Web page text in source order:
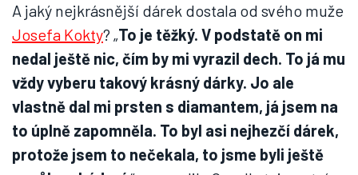
A jaký nejkrásnější dárek dostala od svého muže
Josefa Kokty? „To je těžký. V podstatě on mi
nedal ještě nic, čím by mi vyrazil dech. To já mu
vždy vyberu takový krásný dárky. Jo ale
vlastně dal mi prsten s diamantem, já jsem na
to úplně zapomněla. To byl asi nejhezčí dárek,
protože jsem to nečekala, to jsme byli ještě